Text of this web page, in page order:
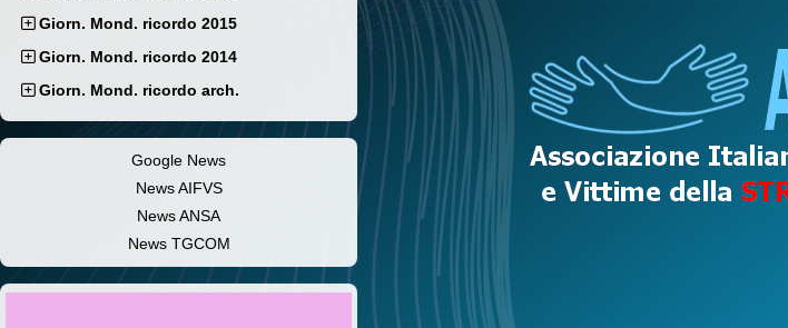
Giorn. Mond. ricordo 2015
Giorn. Mond. ricordo 2014
Giorn. Mond. ricordo arch.
Google News
News AIFVS
News ANSA
News TGCOM